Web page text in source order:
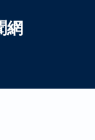
網